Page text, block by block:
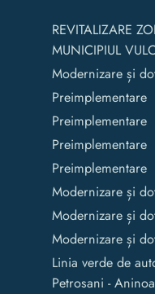
REVITALIZARE
MUNICIPIUL
Modernizare și
Preimplementare
Preimplementare
Preimplementare
Preimplementare
Modernizare și
Modernizare și
Modernizare și
Linia verde de
Petrosani -